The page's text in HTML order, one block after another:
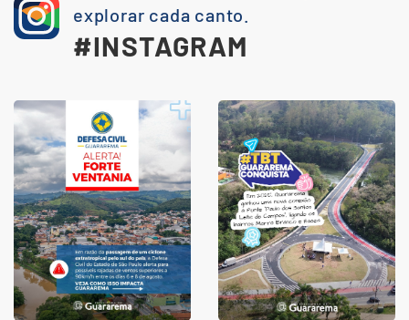
explorar cada canto.
#INSTAGRAM